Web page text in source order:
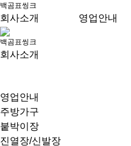
백곰표씽크
회사소개 영업안내
백곰표씽크
회사소개
영업안내
주방가구
붙박이장
진열장/신발장